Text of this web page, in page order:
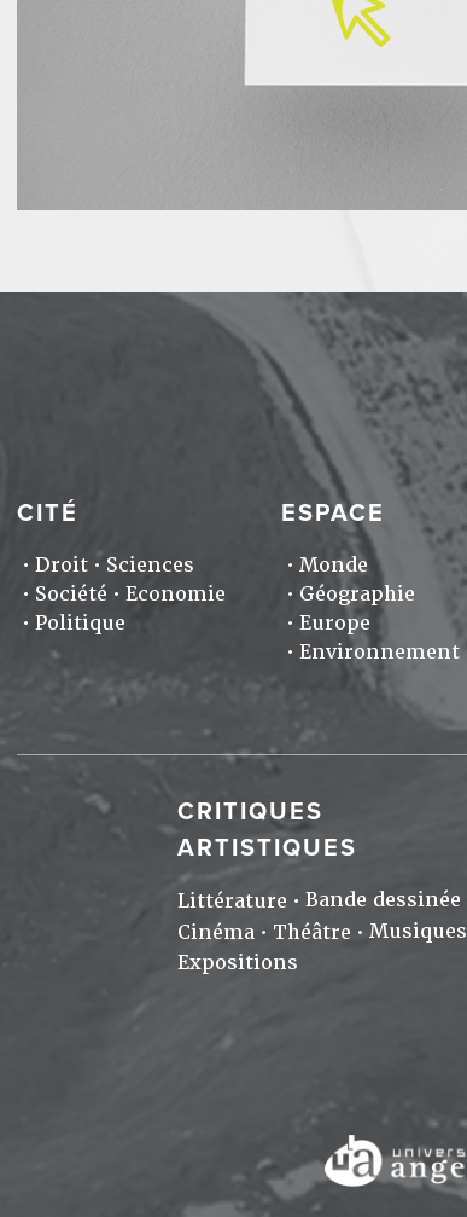
CITÉ
Droit
Sciences
Société
Economie
Politique
ESPACE
Monde
Géographie
Europe
Environnement
CRITIQUES
ARTISTIQUES
Littérature
Bande dessinée
Cinéma
Théâtre
Musiques
Expositions